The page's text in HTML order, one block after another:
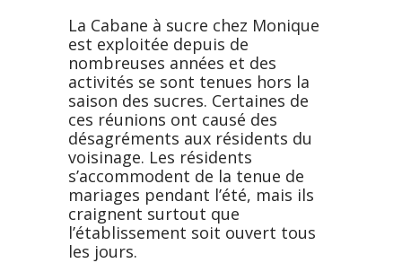
La Cabane à sucre chez Monique
est exploitée depuis de
nombreuses années et des
activités se sont tenues hors la
saison des sucres. Certaines de
ces réunions ont causé des
désagréments aux résidents du
voisinage. Les résidents
s’accommodent de la tenue de
mariages pendant l’été, mais ils
craignent surtout que
l’établissement soit ouvert tous
les jours.